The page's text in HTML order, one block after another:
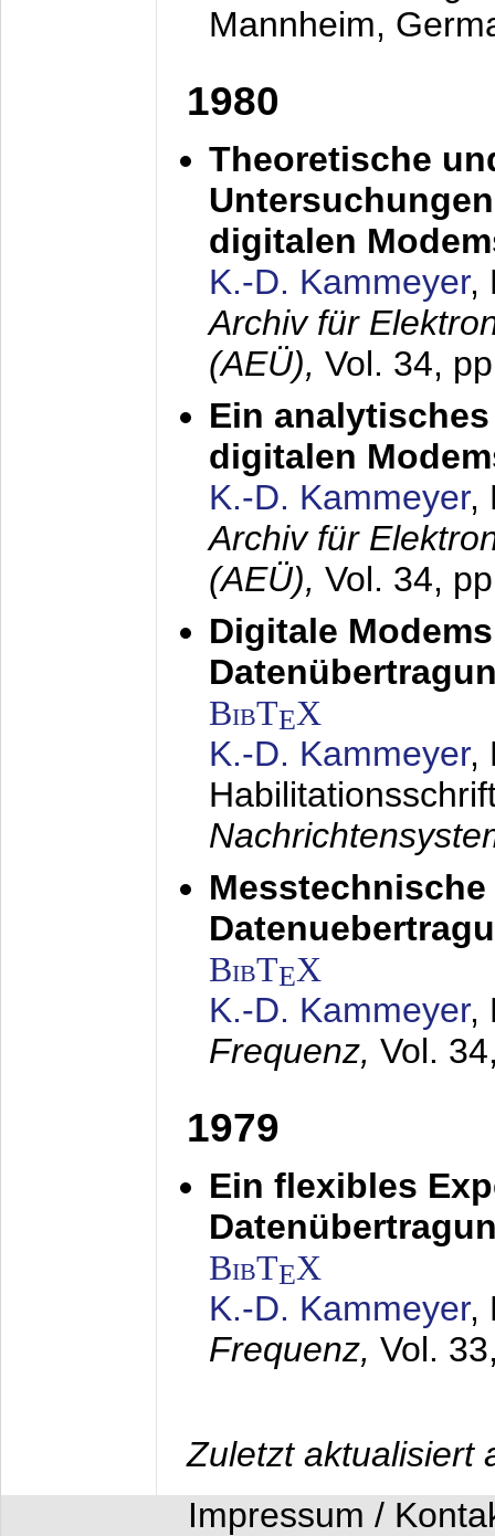
Mannheim,
1980
Theoretische
digitalen
K.-D. Kammeyer,
Archiv für
(AEÜ), Vol. 34,
Ein
digitalen
K.-D. Kammeyer,
Archiv für
(AEÜ), Vol. 34,
Digitale
BibTEX
K.-D. Kammeyer,
BibTEX
K.-D. Kammeyer,
Frequenz, Vol.
1979
Ein flexibles
BibTEX
K.-D. Kammeyer,
Frequenz, Vol.
Zuletzt aktualisiert
Impressum /